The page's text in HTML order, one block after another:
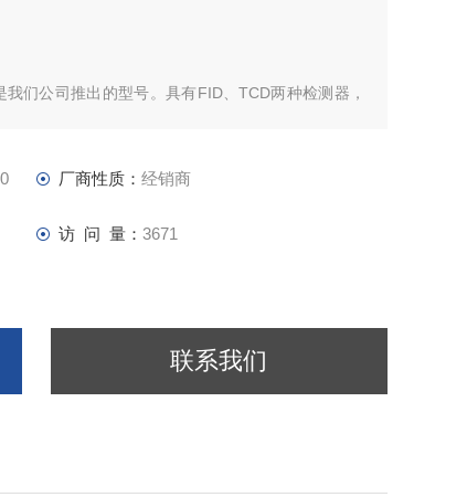
们公司推出的型号。具有FID、TCD两种检测器，
厂商性质： 经销商
访 问 量： 3671
联系我们